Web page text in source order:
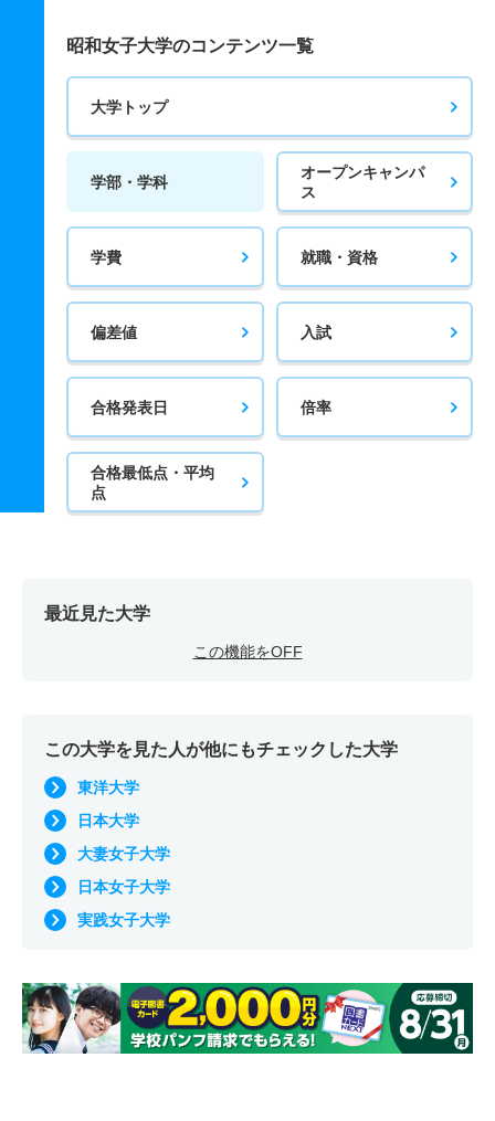
昭和女子大学のコンテンツ一覧
大学トップ
学部・学科
オープンキャンパ
ス
学費 就職・資格
偏差値 入試
合格発表日 倍率
合格最低点・平均
点
最近見た大学
この機能をOFF
この大学を見た人が他にもチェックした大学
東洋大学
日本大学
大妻女子大学
日本女子大学
実践女子大学